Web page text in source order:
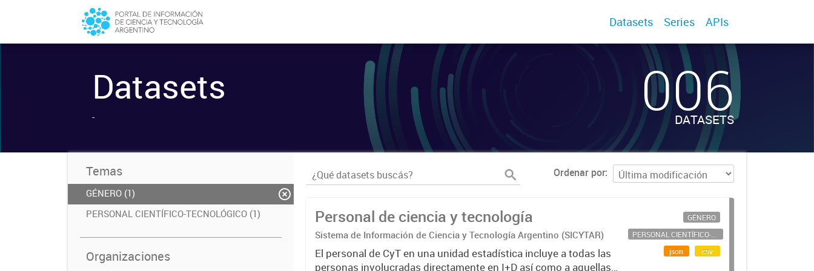
Datasets Series APIs
Datasets
- 006
DATASETS
Temas
GÉNERO (1)
PERSONAL CIENTÍFICO-TECNOLÓGICO (1)
Organizaciones
Ordenar por
Personal de ciencia y tecnología
Sistema de Información de Ciencia y Tecnología Argentino (SICYTAR)
El personal de CyT en una unidad estadística incluye a todas las
personas involucradas directamente en I+D así como a aquellas
GÉNERO
PERSONAL CIENTÍFICO-TECNOLÓGICO
json
csv